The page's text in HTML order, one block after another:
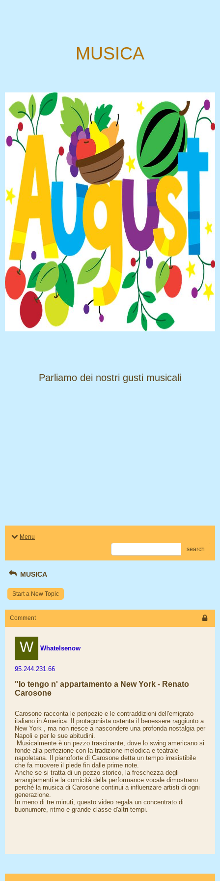
MUSICA
​​​​​​​Parliamo dei nostri gusti musicali
Menu
search
MUSICA
Start a New Topic
Comment
W Whatelsenow
95.244.231.66
"Io tengo n' appartamento a New York - Renato
Carosone
Carosone racconta le peripezie e le contraddizioni dell'emigrato
italiano in America. Il protagonista ostenta il benessere raggiunto a
New York , ma non riesce a nascondere una profonda nostalgia per
Napoli e per le sue abitudini.
​ Musicalmente è un pezzo trascinante, dove lo swing americano si
fonde alla perfezione con la tradizione melodica e teatrale
napoletana. Il pianoforte di Carosone detta un tempo irresistibile
che fa muovere il piede fin dalle prime note.
Anche se si tratta di un pezzo storico, la freschezza degli
arrangiamenti e la comicità della performance vocale dimostrano
perché la musica di Carosone continui a influenzare artisti di ogni
generazione.
​In meno di tre minuti, questo video regala un concentrato di
buonumore, ritmo e grande classe d'altri tempi.